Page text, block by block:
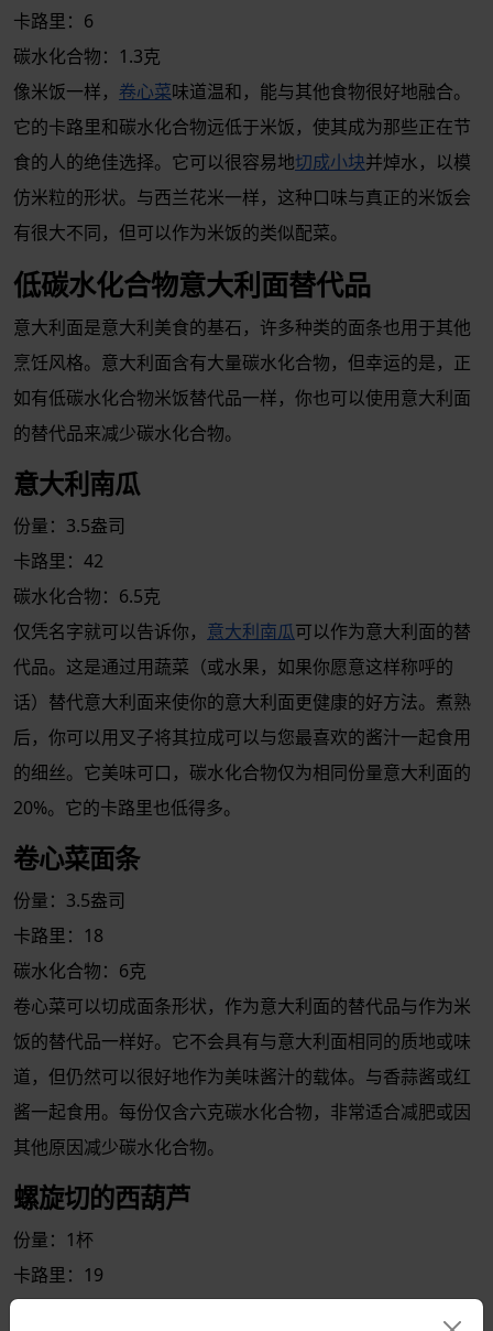
卡路里：6
碳水化合物：1.3克
像米饭一样， 卷心菜味道温和，能与其他食物很好地融合。
它的卡路里和碳水化合物远低于米饭，使其成为那些正在节
食的人的绝佳选择。它可以很容易地切成小块并焯水，以模
仿米粒的形状。与西兰花米一样，这种口味与真正的米饭会
有很大不同，但可以作为米饭的类似配菜。
低碳水化合物意大利面替代品
意大利面是意大利美食的基石，许多种类的面条也用于其他
烹饪风格。意大利面含有大量碳水化合物，但幸运的是，正
如有低碳水化合物米饭替代品一样，你也可以使用意大利面
的替代品来减少碳水化合物。
意大利南瓜
份量：3.5盎司
卡路里：42
碳水化合物：6.5克
仅凭名字就可以告诉你， 意大利南瓜可以作为意大利面的替
代品。这是通过用蔬菜（或水果，如果你愿意这样称呼的
话）替代意大利面来使你的意大利面更健康的好方法。煮熟
后，你可以用叉子将其拉成可以与您最喜欢的酱汁一起食用
的细丝。它美味可口，碳水化合物仅为相同份量意大利面的
20%。它的卡路里也低得多。
卷心菜面条
份量：3.5盎司
卡路里：18
碳水化合物：6克
卷心菜可以切成面条形状，作为意大利面的替代品与作为米
饭的替代品一样好。它不会具有与意大利面相同的质地或味
道，但仍然可以很好地作为美味酱汁的载体。与香蒜酱或红
酱一起食用。每份仅含六克碳水化合物，非常适合减肥或因
其他原因减少碳水化合物。
螺旋切的西葫芦
份量：1杯
卡路里：19
碳水化合物：3.5克